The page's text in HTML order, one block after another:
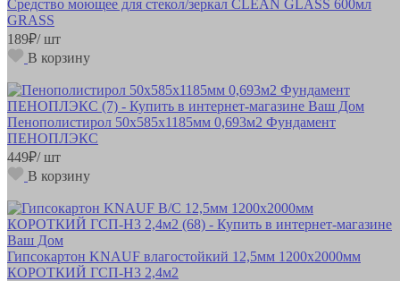
Средство моющее для стекол/зеркал CLEAN GLASS 600мл
GRASS
189₽/ шт
В корзину
Пенополистирол 50х585х1185мм 0,693м2 Фундамент
ПЕНОПЛЭКС
449₽/ шт
В корзину
Гипсокартон KNAUF влагостойкий 12,5мм 1200х2000мм
КОРОТКИЙ ГСП-Н3 2,4м2